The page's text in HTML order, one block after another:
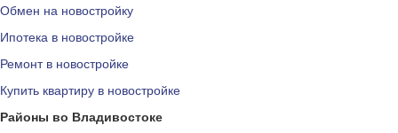
Обмен на новостройку
Ипотека в новостройке
Ремонт в новостройке
Купить квартиру в новостройке
Районы во Владивостоке